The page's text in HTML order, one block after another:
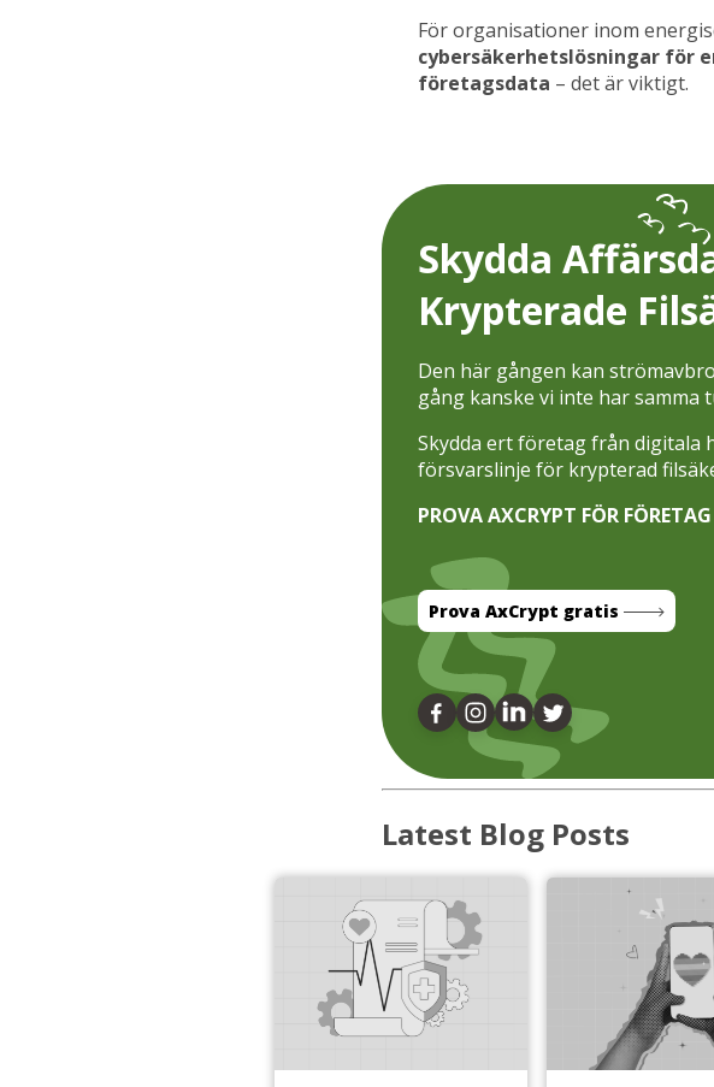
För organisationer inom
cybersäkerhetslösningar för
företagsdata – det är viktigt.
Skydda
Krypterade
Den här gången kan
gång kanske vi inte har samma
Skydda ert företag från digitala
försvarslinje för krypterad
PROVA AXCRYPT FÖR
Prova AxCrypt gratis
Latest Blog Posts